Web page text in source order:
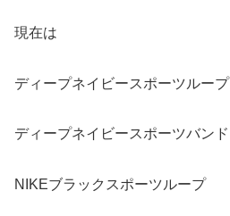
現在は
ディープネイビースポーツループ
ディープネイビースポーツバンド
NIKEブラックスポーツループ